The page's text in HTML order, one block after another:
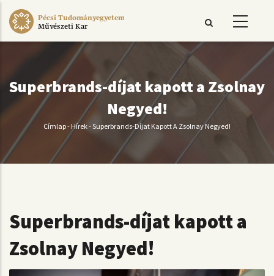
Ugrás
Pécsi Tudományegyetem
Művészeti Kar
Superbrands-díjat kapott a Zsolnay
Negyed!
Morzsa
Címlap- Hírek-Superbrands-Díjat Kapott A Zsolnay Negyed!
Superbrands-díjat kapott a
Zsolnay Negyed!